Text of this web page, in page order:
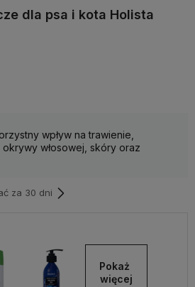
dla psa i kota Holista
wpływ na trawienie,
włosowej, skóry oraz
za 30 dni
Pokaż
więcej